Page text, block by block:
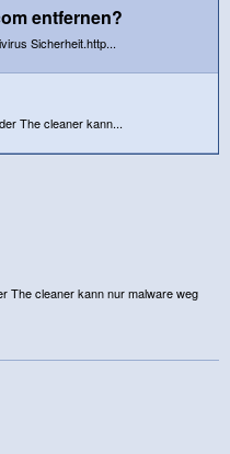
entfernen?
Sicherheit.http...
The cleaner kann...
The cleaner kann nur malware weg